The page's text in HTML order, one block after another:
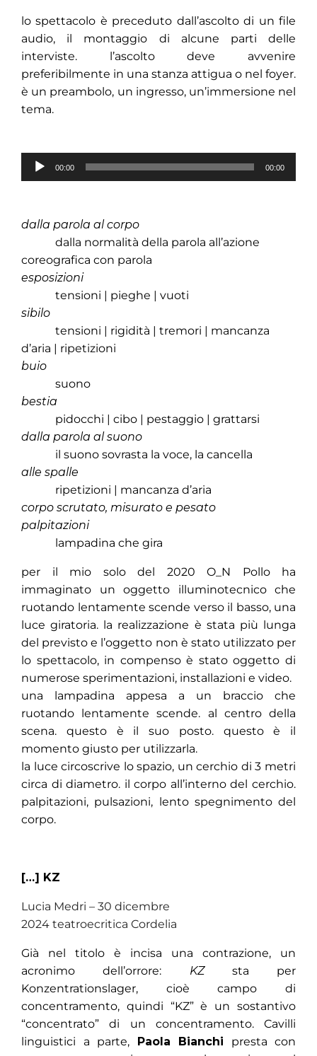
lo spettacolo è preceduto dall’ascolto di un file
audio, il montaggio di alcune parti delle
interviste. l’ascolto deve avvenire
preferibilmente in una stanza attigua o nel foyer.
è un preambolo, un ingresso, un’immersione nel
tema.
Audio
Player
00:00 00:00
dalla parola al corpo
dalla normalità della parola all’azione
coreografica con parola
esposizioni
tensioni | pieghe | vuoti
sibilo
tensioni | rigidità | tremori | mancanza
d’aria | ripetizioni
buio
suono
bestia
pidocchi | cibo | pestaggio | grattarsi
dalla parola al suono
il suono sovrasta la voce, la cancella
alle spalle
ripetizioni | mancanza d’aria
corpo scrutato, misurato e pesato
palpitazioni
lampadina che gira
per il mio solo del 2020 O_N Pollo ha
immaginato un oggetto illuminotecnico che
ruotando lentamente scende verso il basso, una
luce giratoria. la realizzazione è stata più lunga
del previsto e l’oggetto non è stato utilizzato per
lo spettacolo, in compenso è stato oggetto di
numerose sperimentazioni, installazioni e video.
una lampadina appesa a un braccio che
ruotando lentamente scende. al centro della
scena. questo è il suo posto. questo è il
momento giusto per utilizzarla.
la luce circoscrive lo spazio, un cerchio di 3 metri
circa di diametro. il corpo all’interno del cerchio.
palpitazioni, pulsazioni, lento spegnimento del
corpo.
[…] KZ
Lucia Medri – 30 dicembre
2024 teatroecritica Cordelia
Già nel titolo è incisa una contrazione, un
acronimo dell’orrore: KZ sta per
Konzentrationslager, cioè campo di
concentramento, quindi “KZ” è un sostantivo
“concentrato” di un concentramento. Cavilli
linguistici a parte,
Paola Bianchi presta con